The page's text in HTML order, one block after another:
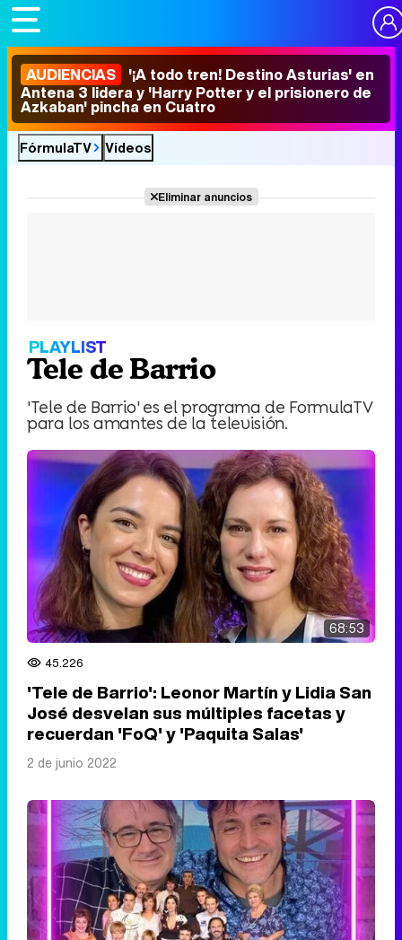
AUDIENCIAS '¡A todo tren! Destino Asturias' en
Antena 3 lidera y 'Harry Potter y el prisionero de
Azkaban' pincha en Cuatro
FórmulaTV Vídeos
Eliminar anuncios
PLAYLIST
Tele de Barrio
'Tele de Barrio' es el programa de FormulaTV
para los amantes de la televisión.
68:53
45.226
'Tele de Barrio': Leonor Martín y Lidia San
José desvelan sus múltiples facetas y
recuerdan 'FoQ' y 'Paquita Salas'
2 de junio 2022